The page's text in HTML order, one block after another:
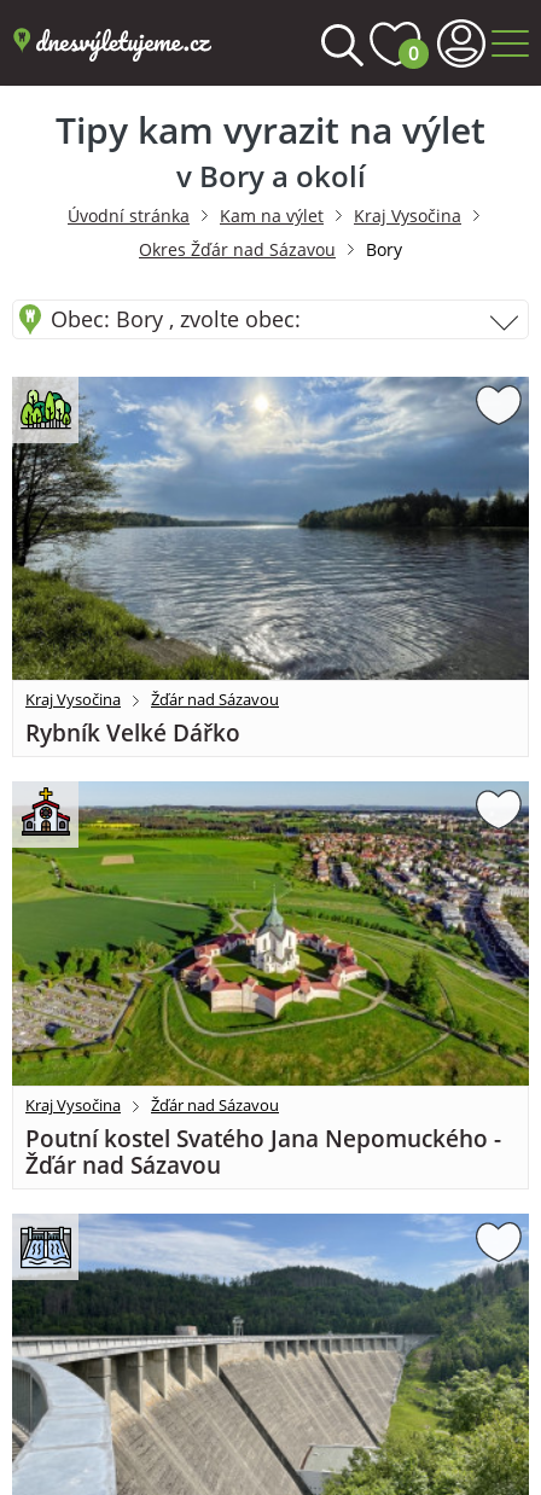
0
Tipy kam vyrazit na výlet
v Bory a okolí
Úvodní stránka Kam na výlet
Kraj Vysočina
Okres Žďár nad Sázavou
Bory
Obec: Bory , zvolte obec:
Kraj Vysočina Žďár nad Sázavou
Rybník Velké Dářko
Kraj Vysočina Žďár nad Sázavou
Poutní kostel Svatého Jana Nepomuckého -
Žďár nad Sázavou